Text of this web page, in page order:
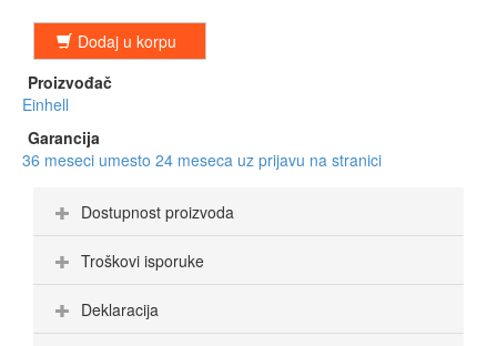
Dodaj u korpu
Proizvođač
Einhell
Garancija
36 meseci umesto 24 meseca uz prijavu na stranici
Dostupnost proizvoda
Troškovi isporuke
Deklaracija